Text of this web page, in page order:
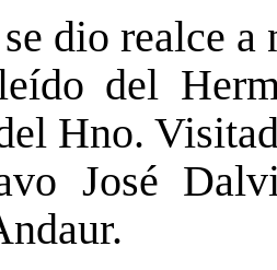
dio realce
del
Hno.
José